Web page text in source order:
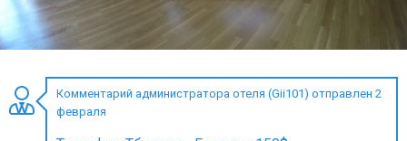
Комментарий администратора отеля (Gii101) отправлен 2
февраля
Календарь событий
Гудаури
INFO